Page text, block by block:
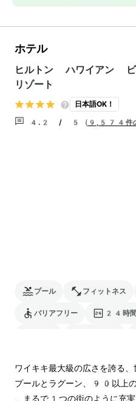
ホテル
ヒルトン ハワイアン
リゾート
日本語OK！
4.2 / 5 ( 9,574件の
プール フィットネス
バリアフリー 24時間
ワイキキ最大級の広さを誇る
プールとラグーン、90以上の
、まるで1つの街のように充